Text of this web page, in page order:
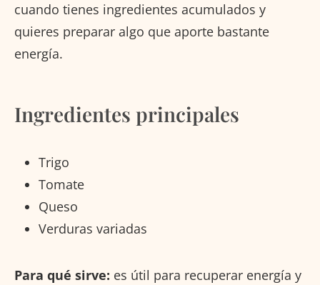
cuando tienes ingredientes acumulados y
quieres preparar algo que aporte bastante
energía.
Ingredientes principales
Trigo
Tomate
Queso
Verduras variadas
Para qué sirve: es útil para recuperar energía y